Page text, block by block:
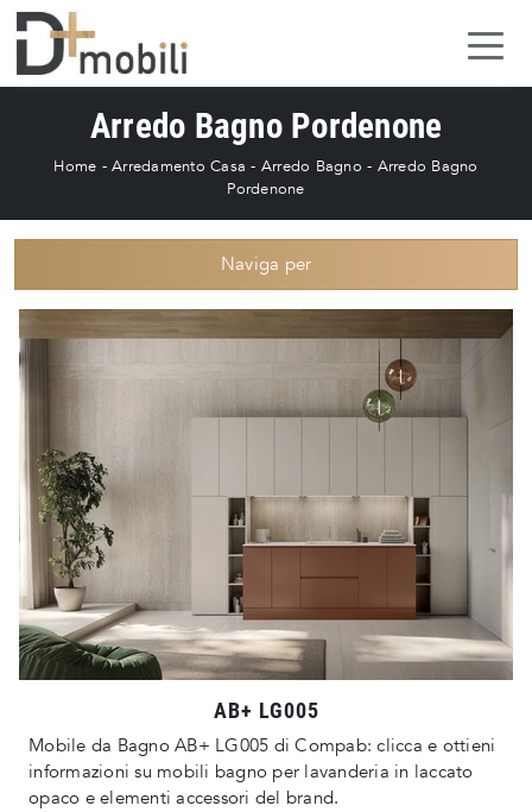
Arredo Bagno Pordenone
Home -Arredamento Casa - Arredo Bagno - Arredo Bagno
Pordenone
Naviga per
AB+ LG005
Mobile da Bagno AB+ LG005 di Compab: clicca e ottieni
informazioni su mobili bagno per lavanderia in laccato
opaco e elementi accessori del brand.